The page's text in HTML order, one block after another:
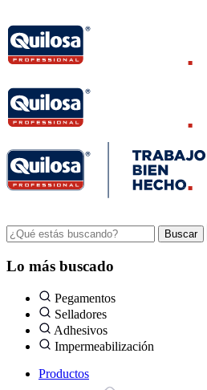
Lo más buscado
Pegamentos
Selladores
Adhesivos
Impermeabilización
Productos